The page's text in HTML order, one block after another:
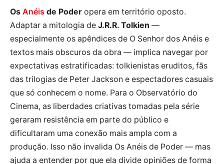
Os Anéis de Poder opera em território oposto.
Adaptar a mitologia de J.R.R. Tolkien —
especialmente os apêndices de O Senhor dos Anéis e
textos mais obscuros da obra — implica navegar por
expectativas estratificadas: tolkienistas eruditos, fãs
das trilogias de Peter Jackson e espectadores casuais
que só conhecem o nome. Para o Observatório do
Cinema, as liberdades criativas tomadas pela série
geraram resistência em parte do público e
dificultaram uma conexão mais ampla com a
produção. Isso não invalida Os Anéis de Poder — mas
ajuda a entender por que ela divide opiniões de forma